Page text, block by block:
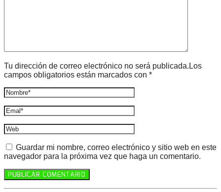
Tu dirección de correo electrónico no será publicada.Los
campos obligatorios están marcados con *
Guardar mi nombre, correo electrónico y sitio web en este
navegador para la próxima vez que haga un comentario.